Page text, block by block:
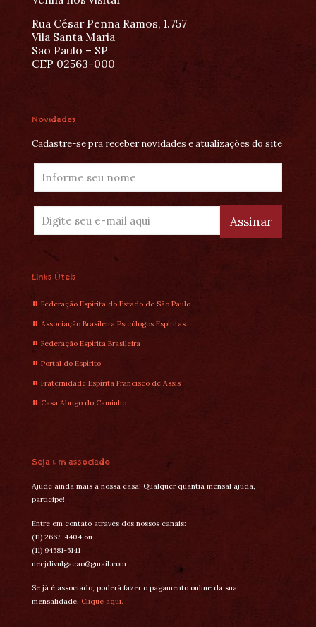
Rua César Penna Ramos, 1.757
Vila Santa Maria
São Paulo – SP
CEP 02563-000
Novidades
Cadastre-se pra receber novidades e atualizações do site
Links Úteis
Federação Espírita do Estado de São Paulo
Associação Brasileira Psicólogos Espíritas
Federação Espírita Brasileira
Portal do Espírito
Fraternidade Espírita Francisco de Assis
Casa Abrigo do Caminho
Seja um associado
Ajude ainda mais a nossa casa! Qualquer quantia mensal ajuda,
participe!
Entre em contato através dos nossos canais:
(11) 2667-4404 ou
(11) 94581-5141
necjdivulgacao@gmail.com
Se já é associado, poderá fazer o pagamento online da sua
mensalidade. Clique aqui.